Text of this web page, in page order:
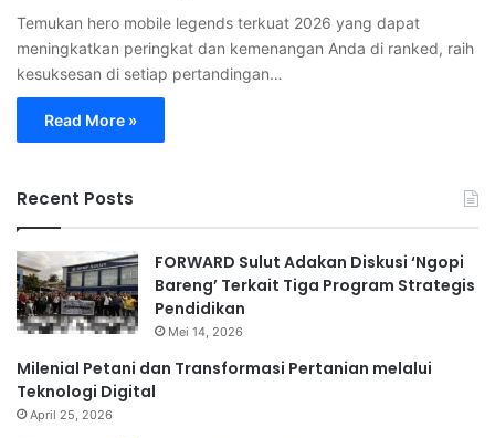
Temukan hero mobile legends terkuat 2026 yang dapat
meningkatkan peringkat dan kemenangan Anda di ranked, raih
kesuksesan di setiap pertandingan…
Read More »
Recent Posts
FORWARD Sulut Adakan Diskusi ‘Ngopi
Bareng’ Terkait Tiga Program Strategis
Pendidikan
Mei 14, 2026
Milenial Petani dan Transformasi Pertanian melalui
Teknologi Digital
April 25, 2026